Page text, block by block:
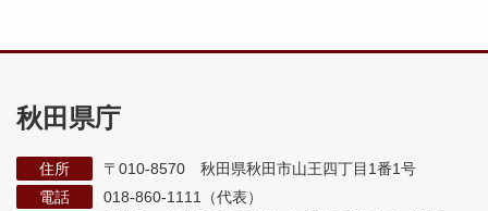
秋田県庁
住所
〒010-8570 秋田県秋田市山王四丁目1番1号
電話
018-860-1111（代表）